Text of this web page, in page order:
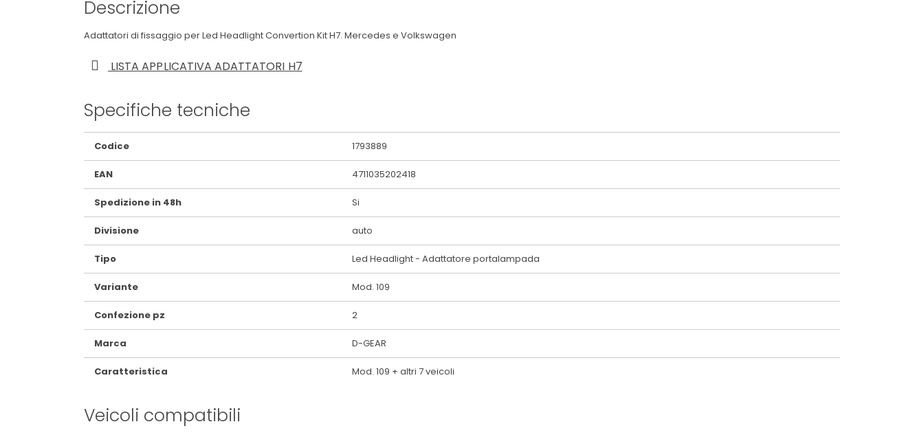
Descrizione
Adattatori di fissaggio per Led Headlight Convertion Kit H7. Mercedes e Volkswagen
LISTA APPLICATIVA ADATTATORI H7
Specifiche tecniche
Maggiori
Informazioni
Codice 1793889
EAN 4711035202418
Spedizione in 48h Si
Divisione auto
Tipo Led Headlight - Adattatore portalampada
Variante Mod. 109
Confezione pz 2
Marca D-GEAR
Caratteristica Mod. 109 + altri 7 veicoli
Veicoli compatibili